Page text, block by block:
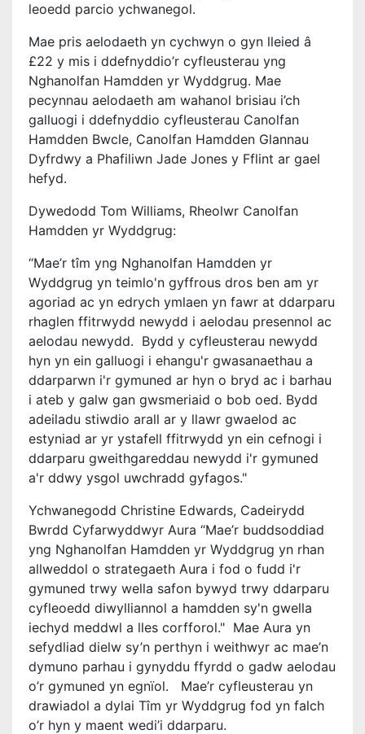
leoedd parcio ychwanegol.
Mae pris aelodaeth yn cychwyn o gyn lleied â
£22 y mis i ddefnyddio’r cyfleusterau yng
Nghanolfan Hamdden yr Wyddgrug. Mae
pecynnau aelodaeth am wahanol brisiau i’ch
galluogi i ddefnyddio cyfleusterau Canolfan
Hamdden Bwcle, Canolfan Hamdden Glannau
Dyfrdwy a Phafiliwn Jade Jones y Fflint ar gael
hefyd.
Dywedodd Tom Williams, Rheolwr Canolfan
Hamdden yr Wyddgrug:
“Mae’r tîm yng Nghanolfan Hamdden yr
Wyddgrug yn teimlo'n gyffrous dros ben am yr
agoriad ac yn edrych ymlaen yn fawr at ddarparu
rhaglen ffitrwydd newydd i aelodau presennol ac
aelodau newydd. Bydd y cyfleusterau newydd
hyn yn ein galluogi i ehangu'r gwasanaethau a
ddarparwn i'r gymuned ar hyn o bryd ac i barhau
i ateb y galw gan gwsmeriaid o bob oed. Bydd
adeiladu stiwdio arall ar y llawr gwaelod ac
estyniad ar yr ystafell ffitrwydd yn ein cefnogi i
ddarparu gweithgareddau newydd i'r gymuned
a'r ddwy ysgol uwchradd gyfagos."
Ychwanegodd Christine Edwards, Cadeirydd
Bwrdd Cyfarwyddwyr Aura “Mae’r buddsoddiad
yng Nghanolfan Hamdden yr Wyddgrug yn rhan
allweddol o strategaeth Aura i fod o fudd i'r
gymuned trwy wella safon bywyd trwy ddarparu
cyfleoedd diwylliannol a hamdden sy'n gwella
iechyd meddwl a lles corfforol." Mae Aura yn
sefydliad dielw sy’n perthyn i weithwyr ac mae’n
dymuno parhau i gynyddu ffyrdd o gadw aelodau
o’r gymuned yn egnïol. Mae’r cyfleusterau yn
drawiadol a dylai Tîm yr Wyddgrug fod yn falch
o’r hyn y maent wedi’i ddarparu.